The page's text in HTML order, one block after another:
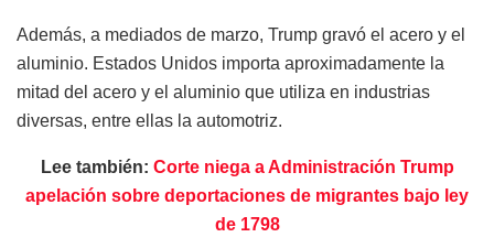
Además, a mediados de marzo, Trump gravó el acero y el
aluminio. Estados Unidos importa aproximadamente la
mitad del acero y el aluminio que utiliza en industrias
diversas, entre ellas la automotriz.
Lee también: Corte niega a Administración Trump
apelación sobre deportaciones de migrantes bajo ley
de 1798